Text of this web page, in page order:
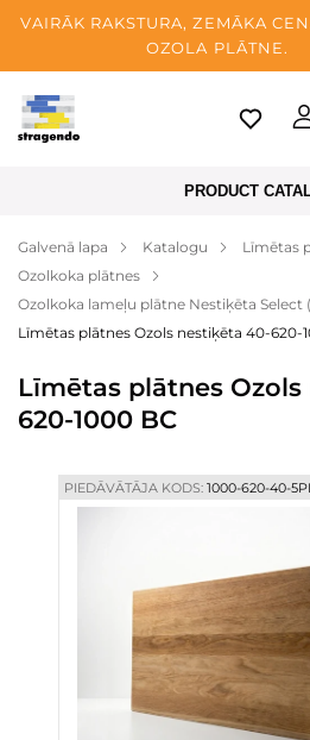
VAIRĀK RAKSTURA, ZEMĀKA
OZOLA PLĀTNE.
Tallina
Apmaksa
Par mums
Blogs
Kontaktinformācija
PRODUCT
Galvenā lapa Katalogu
Līmētas
Ozolkoka plātnes
Ozolkoka lameļu plātne Nestiķēta Select
Līmētas plātnes Ozols nestiķēta 40-620-
Līmētas plātnes
620-1000 BC
PIEDĀVĀTĀJA KODS:1000-620-40-